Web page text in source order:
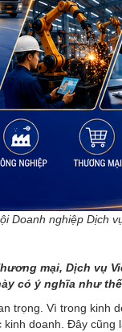
Doanh nghiệp Dịch
mại, Dịch vụ
có ý nghĩa như
trọng. Vì trong kinh
doanh. Đây cũng